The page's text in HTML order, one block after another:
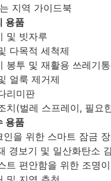
지역 가이드북
용품
및 빗자루
다목적 세척제
봉투 및 재활용 쓰레기통
얼룩 제거제
리미판
치(벌레 스프레이, 필요
용품
인을 위한 스마트 잠금
경보기 및 일산화탄소
트 편안함을 위한 조명